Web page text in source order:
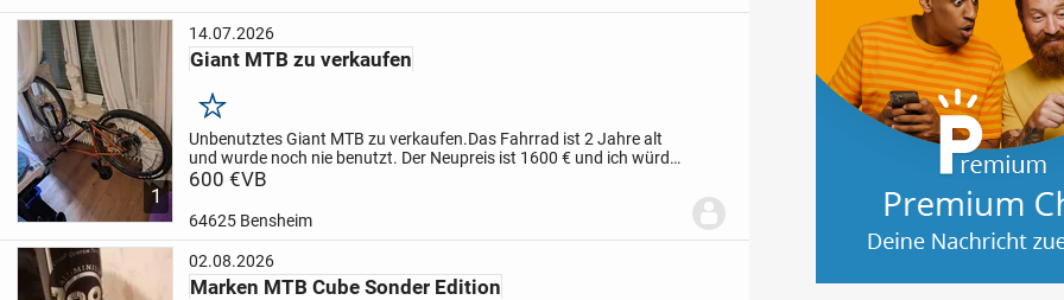
1
14.07.2026
Giant MTB zu verkaufen
Merken
Unbenutztes Giant MTB zu verkaufen.Das Fahrrad ist 2 Jahre alt
und wurde noch nie benutzt. Der Neupreis ist 1600 € und ich würde
es für 600€ VHB verkaufen. Das ist super Gelegenheit.
600 €VB
64625 Bensheim
02.08.2026
Marken MTB Cube Sonder Edition